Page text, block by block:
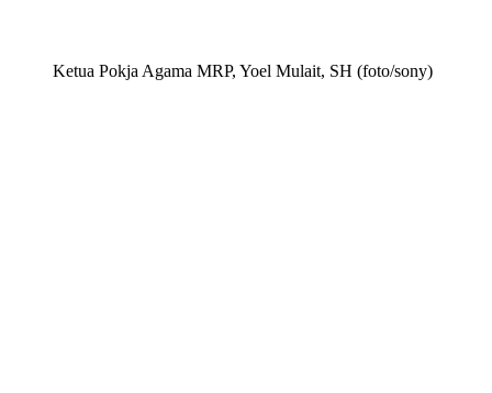
Ketua Pokja Agama MRP, Yoel Mulait, SH (foto/sony)